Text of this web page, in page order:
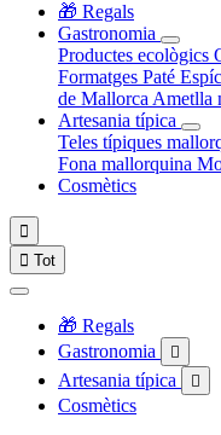
🎁 Regals
Gastronomia
Productes ecològics
Formatges Paté
de Mallorca Ametlla
Artesania típica
Teles típiques
Fona mallorquina
Cosmètics

 Tot
🎁 Regals
Gastronomia

Artesania típica 
Cosmètics